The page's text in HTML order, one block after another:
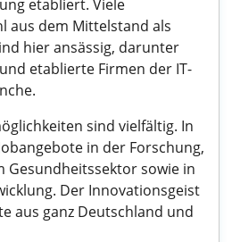
etabliert. Viele
aus dem Mittelstand als
hier ansässig, darunter
etablierte Firmen der IT-
sind vielfältig. In
in der Forschung,
Gesundheitssektor sowie in
Der Innovationsgeist
aus ganz Deutschland und